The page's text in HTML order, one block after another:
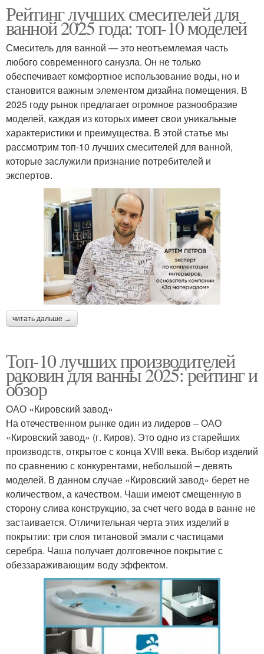
Рейтинг лучших смесителей для
ванной 2025 года: топ-10 моделей
Смеситель для ванной — это неотъемлемая часть
любого современного санузла. Он не только
обеспечивает комфортное использование воды, но и
становится важным элементом дизайна помещения. В
2025 году рынок предлагает огромное разнообразие
моделей, каждая из которых имеет свои уникальные
характеристики и преимущества. В этой статье мы
рассмотрим топ-10 лучших смесителей для ванной,
которые заслужили признание потребителей и
экспертов.
читать дальше →
Топ-10 лучших производителей
раковин для ванны 2025: рейтинг и
обзор
ОАО «Кировский завод»
На отечественном рынке один из лидеров – ОАО
«Кировский завод» (г. Киров). Это одно из старейших
производств, открытое с конца XVIII века. Выбор изделий
по сравнению с конкурентами, небольшой – девять
моделей. В данном случае «Кировский завод» берет не
количеством, а качеством. Чаши имеют смещенную в
сторону слива конструкцию, за счет чего вода в ванне не
застаивается. Отличительная черта этих изделий в
покрытии: три слоя титановой эмали с частицами
серебра. Чаша получает долговечное покрытие с
обеззараживающим воду эффектом.